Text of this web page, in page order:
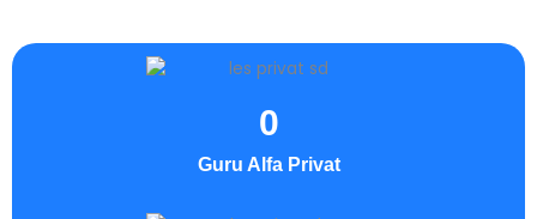
Guru Alfa Privat
0